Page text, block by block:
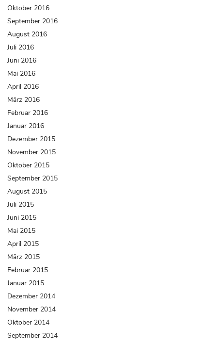
Oktober 2016
September 2016
August 2016
Juli 2016
Juni 2016
Mai 2016
April 2016
März 2016
Februar 2016
Januar 2016
Dezember 2015
November 2015
Oktober 2015
September 2015
August 2015
Juli 2015
Juni 2015
Mai 2015
April 2015
März 2015
Februar 2015
Januar 2015
Dezember 2014
November 2014
Oktober 2014
September 2014